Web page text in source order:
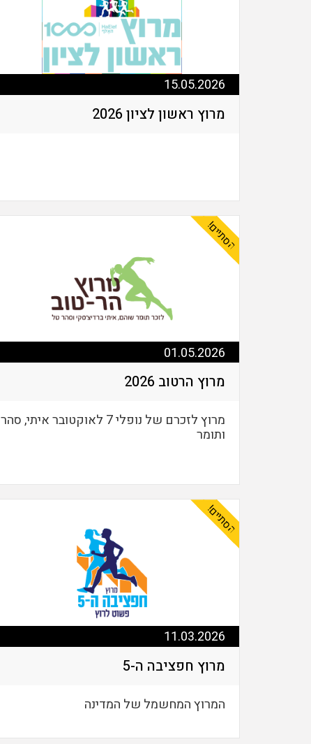
מרוץ ראשון לציון 2026
15.05.2026
מרוץ הרטוב 2026
הסתיים!
01.05.2026
מרוץ לזכרם של נופלי 7 לאוקטובר איתי, סהר
ותומר
מרוץ חפציבה ה-5
הסתיים!
11.03.2026
המרוץ המחשמל של המדינה